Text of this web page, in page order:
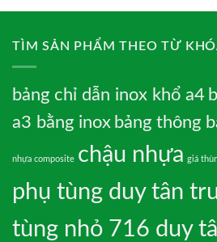
TÌM SẢN PHẨM THEO TỪ
bảng chỉ dẫn inox khổ a4
a3 bằng inox bảng thông
nhựa composite chậu nhựa giá
phụ tùng duy tân
tùng nhỏ 716 duy